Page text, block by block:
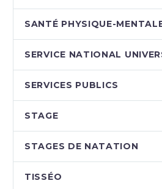
SANTÉ PHYSIQUE-
SERVICE NATIONAL
SERVICES PUBLICS
STAGE
STAGES DE NATATION
TISSÉO